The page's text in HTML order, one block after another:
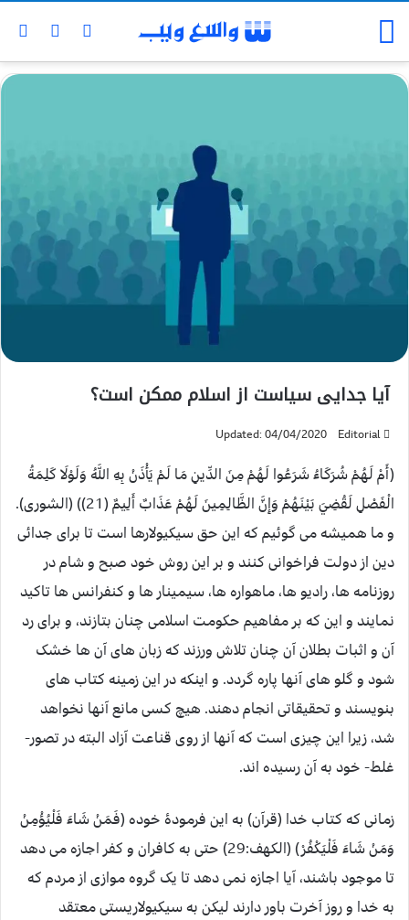
آیا جدایی سیاست از اسلام ممکن است؟
Editorial
Updated: 04/04/2020
(أَمْ لَهُمْ شُرَكَاءُ شَرَعُوا لَهُمْ مِنَ الدِّينِ مَا لَمْ يَأْذَنْ بِهِ اللَّهُ وَلَوْلَا كَلِمَةُ
الْفَصْلِ لَقُضِيَ بَيْنَهُمْ وَإِنَّ الظَّالِمِينَ لَهُمْ عَذَابٌ أَلِيمٌ (21)) (الشورى).
و ما همیشه می گوئیم که این حق سیکیولارها است تا برای جدائی
دین از دولت فراخوانی کنند و بر این روش خود صبح و شام در
روزنامه ها، رادیو ها، ماهواره ها، سیمینار ها و کنفرانس ها تاکید
نمایند و این که بر مفاهیم حکومت اسلامی چنان بتازند، و برای رد
آن و اثبات بطلان آن چنان تلاش ورزند که زبان های آن ها خشک
شود و گلو های آنها پاره گردد. و اینکه در این زمینه کتاب های
بنویسند و تحقیقاتی انجام دهند. هیچ کسی مانع آنها نخواهد
شد، زیرا این چیزی است که آنها از روی قناعت آزاد البته در تصور-
غلط- خود به آن رسیده اند.
زمانی که کتاب خدا (قرآن) به این فرمودۀ خوده (فَمَنْ شَاءَ فَلْيُؤْمِنْ
وَمَنْ شَاءَ فَلْيَكْفُرْ) (الكهف:29) حتی به کافران و کفر اجازه می دهد
تا موجود باشند، آیا اجازه نمی دهد تا یک گروه موازی از مردم که
به خدا و روز آخرت باور دارند لیکن به سیکیولاریستی معتقد